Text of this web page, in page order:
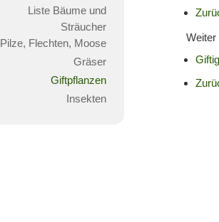
Liste Bäume und
Sträucher
Pilze, Flechten, Moose
Gräser
Giftpflanzen
Insekten
Weiter